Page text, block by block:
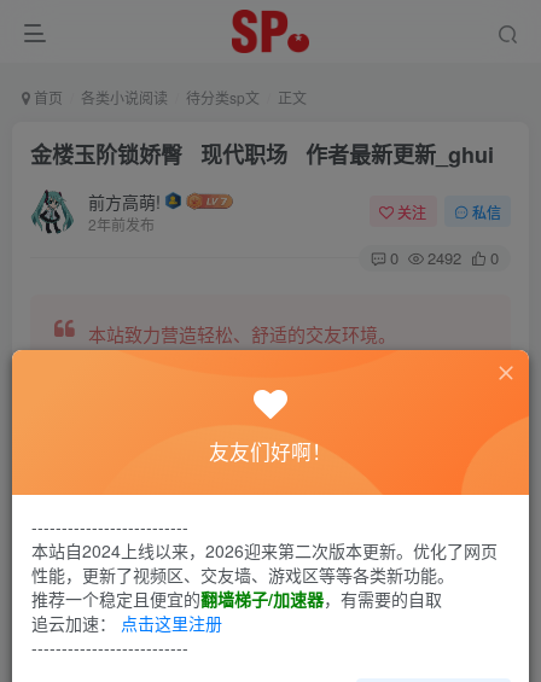
首页 各类小说阅读 待分类sp文 正文
金楼玉阶锁娇臀 现代职场 作者最新更新_ghui
前方高萌!
2年前发布
关注 私信
0 2492 0
本站致力营造轻松、舒适的交友环境。
另有小说阅读站点，网罗包括训诫文、腐文在内的
第1回
几辆考斯特在一座风景如画的私人山庄中，围绕着山庄中心
的湖面四周的公路，缓缓行驶着。这山庄坐落在距市中心几
友友们好啊！
--------------------------
本站自2024上线以来，2026迎来第二次版本更新。优化了网页
性能，更新了视频区、交友墙、游戏区等等各类新功能。
推荐一个稳定且便宜的翻墙梯子/加速器，有需要的自取
追云加速： 点击这里注册
--------------------------